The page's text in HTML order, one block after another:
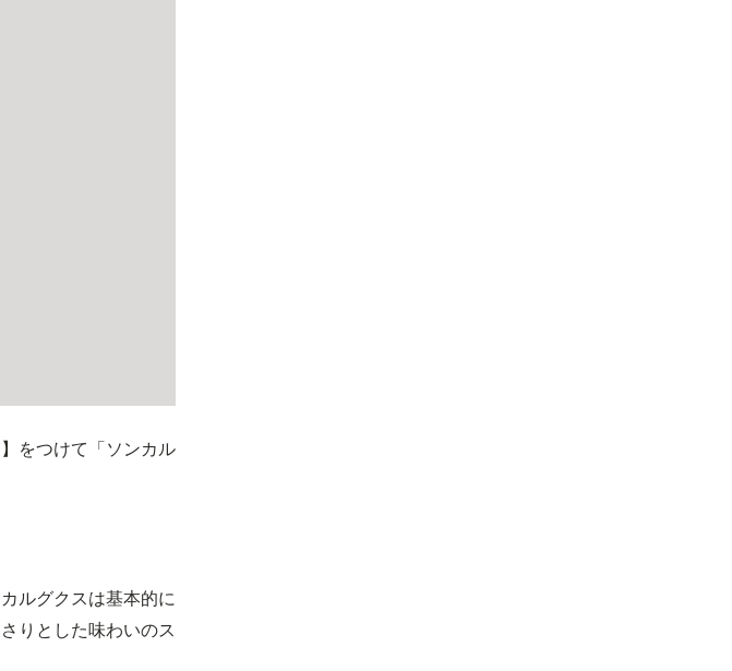
をつけて「ソンカル
ルグクスは基本的に
りとした味わいのス